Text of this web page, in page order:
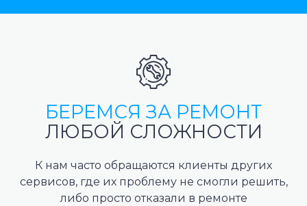
БЕРЕМСЯ ЗА РЕМОНТ
ЛЮБОЙ СЛОЖНОСТИ
К нам часто обращаются клиенты других
сервисов, где их проблему не смогли решить,
либо просто отказали в ремонте